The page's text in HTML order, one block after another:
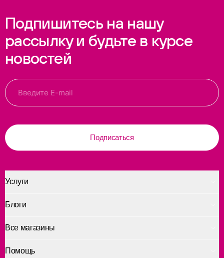
Подпишитесь на нашу
рассылку и будьте в курсе
новостей
Подписаться
Услуги
Помощь
Блоги
Все магазины